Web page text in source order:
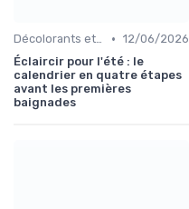
Décolorants et Éclaircissants • 12/06/2026
Éclaircir pour l'été : le
calendrier en quatre étapes
avant les premières
baignades